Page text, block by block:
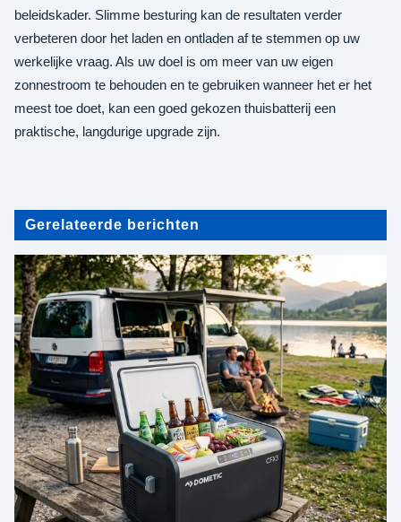
beleidskader. Slimme besturing kan de resultaten verder
verbeteren door het laden en ontladen af te stemmen op uw
werkelijke vraag. Als uw doel is om meer van uw eigen
zonnestroom te behouden en te gebruiken wanneer het er het
meest toe doet, kan een goed gekozen thuisbatterij een
praktische, langdurige upgrade zijn.
Gerelateerde berichten